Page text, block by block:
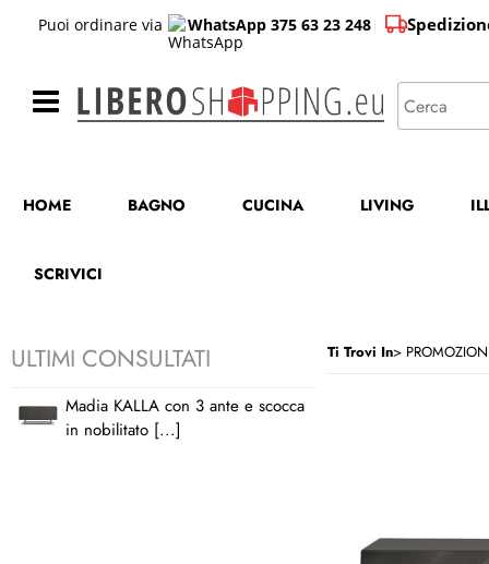
Puoi ordinare via WhatsApp 375 63 23 248
HOME BAGNO CUCINA LIVING
SCRIVICI
ULTIMI CONSULTATI
Madia KALLA con 3 ante e scocca
in nobilitato [...]
Ti Trovi In